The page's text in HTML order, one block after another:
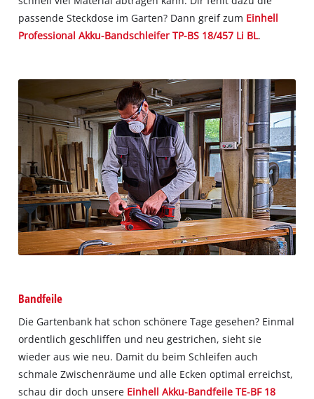
passende Steckdose im Garten? Dann greif zum Einhell
Professional Akku-Bandschleifer TP-BS 18/457 Li BL.
Bandfeile
Die Gartenbank hat schon schönere Tage gesehen? Einmal
ordentlich geschliffen und neu gestrichen, sieht sie
wieder aus wie neu. Damit du beim Schleifen auch
schmale Zwischenräume und alle Ecken optimal erreichst,
schau dir doch unsere Einhell Akku-Bandfeile TE-BF 18